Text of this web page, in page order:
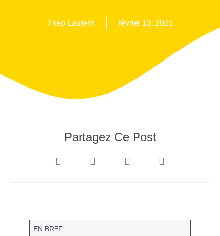
Theo Laurent février 13, 2025
Partagez Ce Post
EN BREF